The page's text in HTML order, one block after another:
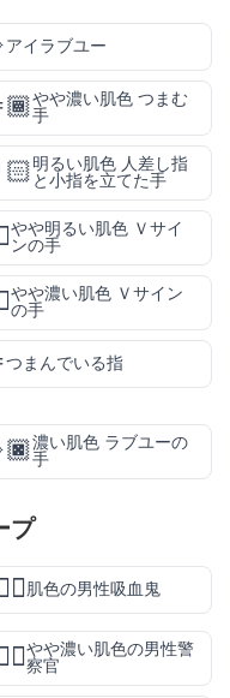
アイラブユー
やや濃い肌色 つまむ
手
明るい肌色 人差し指
と小指を立てた手
やや明るい肌色 Ｖサイ
ンの手
やや濃い肌色 Ｖサイン
の手
つまんでいる指
濃い肌色 ラブユーの
手
プ
肌色の男性吸血鬼
やや濃い肌色の男性警
察官